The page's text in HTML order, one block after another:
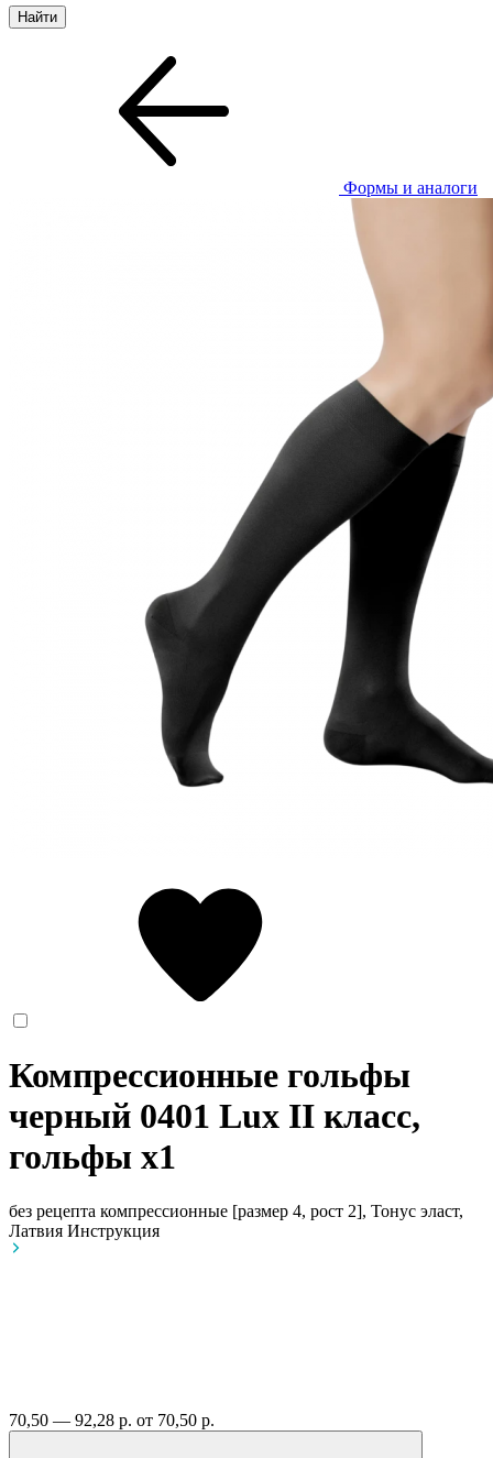
Формы и аналоги
Компрессионные гольфы
черный 0401 Lux II класс,
гольфы x1
без рецепта компрессионные [размер 4, рост 2], Тонус эласт,
Латвия Инструкция
70,50 — 92,28 р. от 70,50 р.